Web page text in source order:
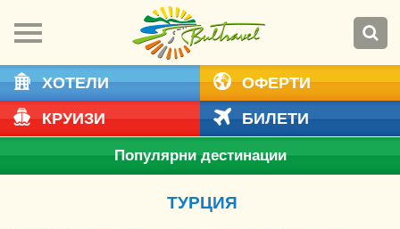
ХОТЕЛИ
ОФЕРТИ
КРУИЗИ
БИЛЕТИ
Популярни дестинации
ТУРЦИЯ